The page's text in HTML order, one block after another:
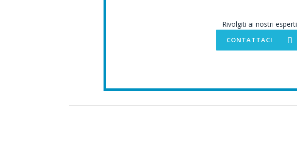
Rivolgiti ai nostri esperti
CONTATTACI